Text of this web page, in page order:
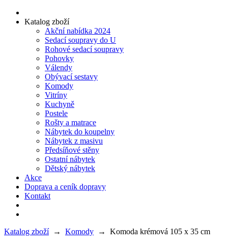
Katalog zboží
Akční nabídka 2024
Sedací soupravy do U
Rohové sedací soupravy
Pohovky
Válendy
Obývací sestavy
Komody
Vitríny
Kuchyně
Postele
Rošty a matrace
Nábytek do koupelny
Nábytek z masivu
Předsíňové stěny
Ostatní nábytek
Dětský nábytek
Akce
Doprava a ceník dopravy
Kontakt
Katalog zboží→ Komody → Komoda krémová 105 x 35 cm